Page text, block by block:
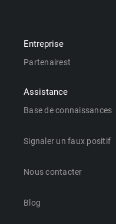
Entreprise
Partenairest
Assistance
Base de connaissances
Signaler un faux positif
Nous contacter
Blog